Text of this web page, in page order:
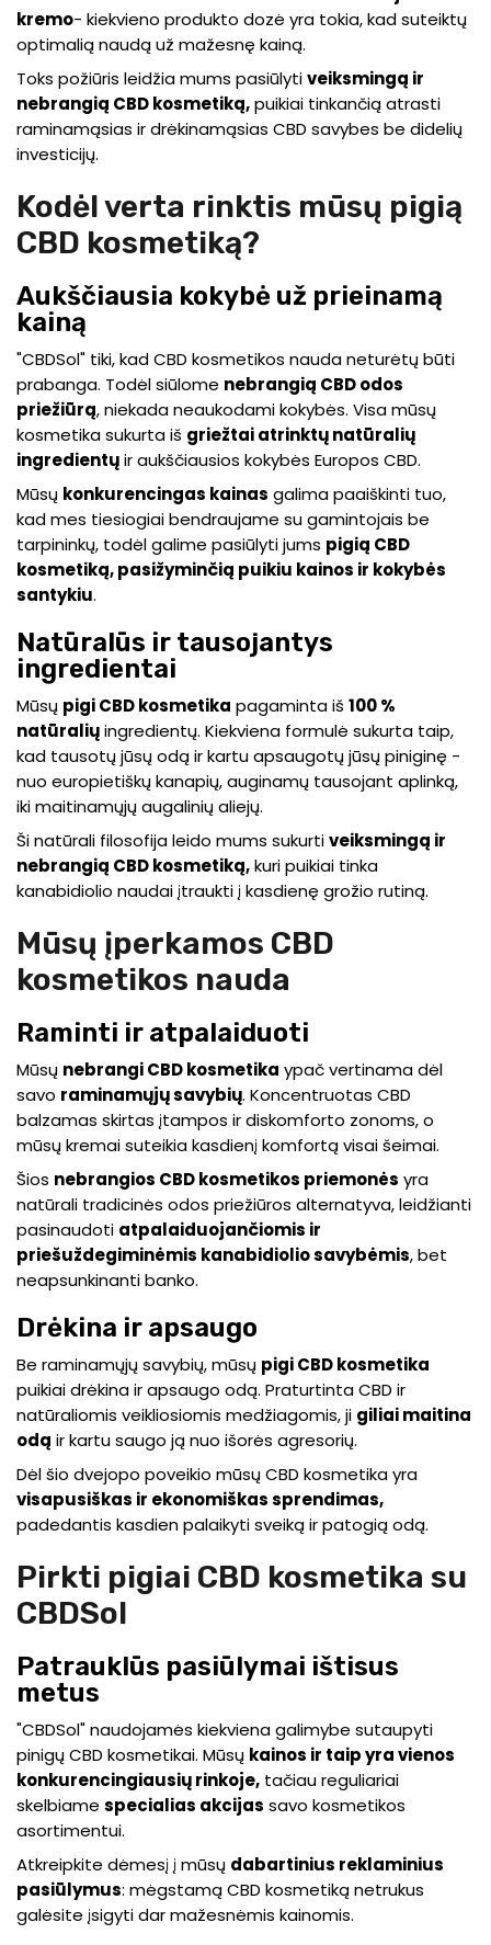
kremo- kiekvieno produkto dozė yra tokia, kad suteiktų
optimalią naudą už mažesnę kainą.
Toks požiūris leidžia mums pasiūlytiveiksmingą ir
nebrangią CBD kosmetiką,puikiai tinkančią atrasti
raminamąsias ir drėkinamąsias CBD savybes be didelių
investicijų.
Kodėl verta rinktis mūsų pigią
CBD kosmetiką?
Aukščiausia kokybė už prieinamą
kainą
"CBDSol" tiki, kad CBD kosmetikos nauda neturėtų būti
prabanga. Todėl siūlome nebrangią CBD odos
priežiūrą, niekada neaukodami kokybės. Visa mūsų
kosmetika sukurta iš griežtai atrinktų natūralių
ingredientųir aukščiausios kokybės Europos CBD.
Mūsų konkurencingas kainas galima paaiškinti tuo,
kad mes tiesiogiai bendraujame su gamintojais be
tarpininkų, todėl galime pasiūlyti jums pigią CBD
kosmetiką, pasižyminčią puikiu kainos ir kokybės
santykiu.
Natūralūs ir tausojantys
ingredientai
Mūsų pigi CBD kosmetika pagaminta iš 100 %
natūraliųingredientų. Kiekviena formulė sukurta taip,
kad tausotų jūsų odą ir kartu apsaugotų jūsų piniginę -
nuo europietiškų kanapių, auginamų tausojant aplinką,
iki maitinamųjų augalinių aliejų.
Ši natūrali filosofija leido mums sukurtiveiksmingą ir
nebrangią CBD kosmetiką,kuri puikiai tinka
kanabidiolio naudai įtraukti į kasdienę grožio rutiną.
Mūsų įperkamos CBD
kosmetikos nauda
Raminti ir atpalaiduoti
Mūsų nebrangi CBD kosmetika ypač vertinama dėl
savo raminamųjų savybių. Koncentruotas CBD
balzamas skirtas įtampos ir diskomforto zonoms, o
mūsų kremai suteikia kasdienį komfortą visai šeimai.
Šios nebrangios CBD kosmetikos priemonės yra
natūrali tradicinės odos priežiūros alternatyva, leidžianti
pasinaudoti atpalaiduojančiomis ir
priešuždegiminėmis kanabidiolio savybėmis, bet
neapsunkinanti banko.
Drėkina ir apsaugo
Be raminamųjų savybių, mūsų pigi CBD kosmetika
puikiai drėkina ir apsaugo odą. Praturtinta CBD ir
natūraliomis veikliosiomis medžiagomis, ji giliai maitina
odą ir kartu saugo ją nuo išorės agresorių.
Dėl šio dvejopo poveikio mūsų CBD kosmetika yra
visapusiškas ir ekonomiškas sprendimas,
padedantis kasdien palaikyti sveiką ir patogią odą.
Pirkti pigiai CBD kosmetika su
CBDSol
Patrauklūs pasiūlymai ištisus
metus
"CBDSol" naudojamės kiekviena galimybe sutaupyti
pinigų CBD kosmetikai. Mūsų kainos ir taip yra vienos
konkurencingiausių rinkoje, tačiau reguliariai
skelbiame specialias akcijas savo kosmetikos
asortimentui.
Atkreipkite dėmesį į mūsų dabartinius reklaminius
pasiūlymus: mėgstamą CBD kosmetiką netrukus
galėsite įsigyti dar mažesnėmis kainomis.